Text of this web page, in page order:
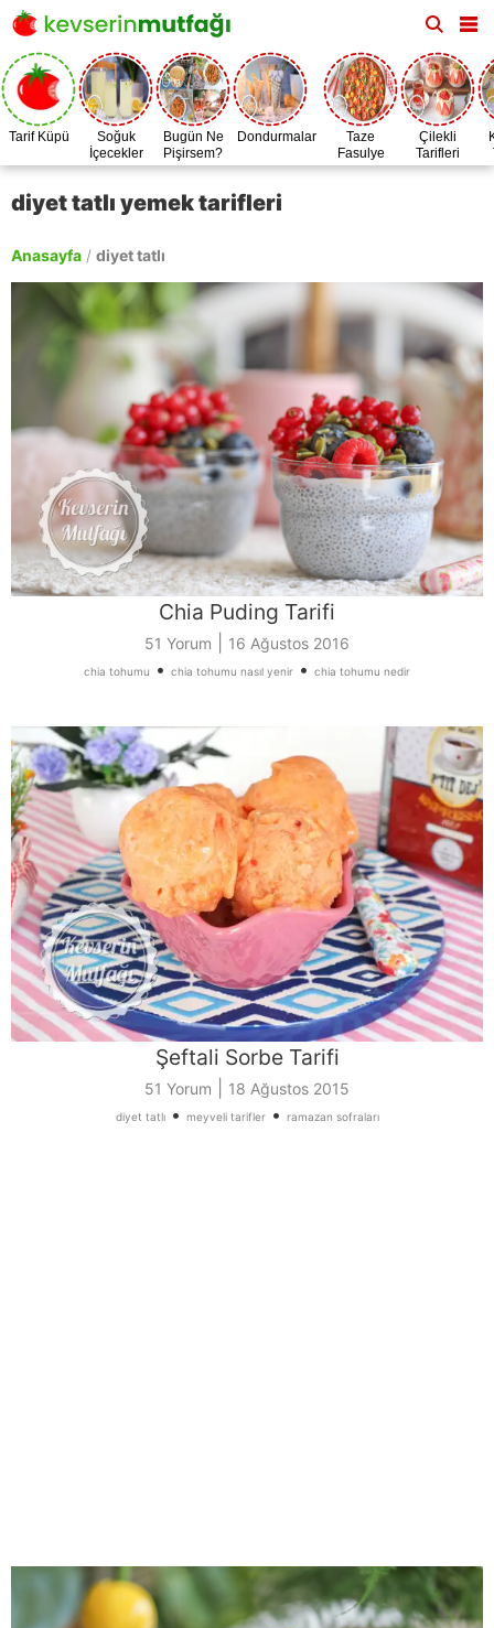
Tarif Küpü
Soğuk
İçecekler
Bugün Ne
Pişirsem?
Dondurmalar
Taze
Fasulye
Zamanı
Çilekli
Tarifleri
diyet tatlı yemek tarifleri
Anasayfa / diyet tatlı
Chia Puding Tarifi
51 Yorum 16 Ağustos 2016
chia tohumu • chia tohumu nasıl yenir • chia tohumu nedir
Şeftali Sorbe Tarifi
51 Yorum 18 Ağustos 2015
diyet tatlı• meyveli tarifler• ramazan sofraları